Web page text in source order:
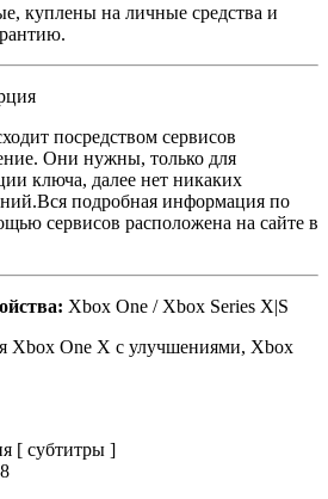
куплены на личные средства и
посредством сервисов
Они нужны, только для
ключа, далее нет никаких
подробная информация по
сервисов расположена на сайте в
Xbox One / Xbox Series X|S
Xbox One X с улучшениями, Xbox
[ субтитры ]